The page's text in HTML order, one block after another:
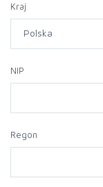
Kraj
NIP
Regon